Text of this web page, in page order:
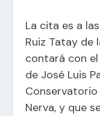
La cita es a
Ruiz Tatay de
contará con
de José Luis
Conservatorio
Nerva, y que